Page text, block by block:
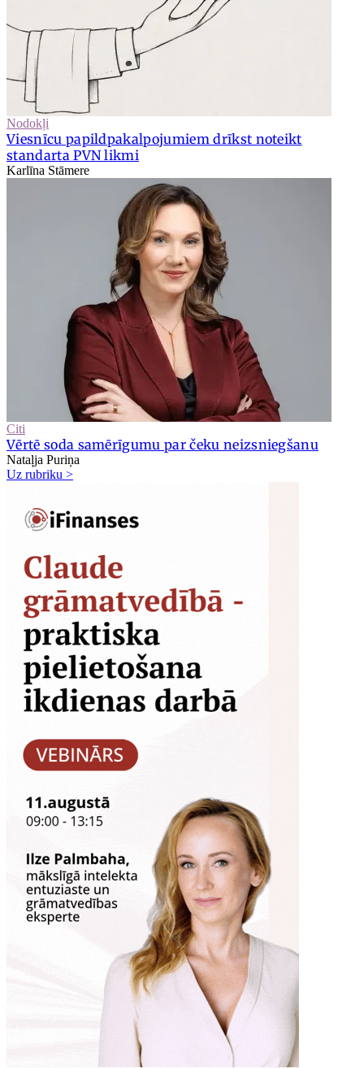
Nodokļi
Viesnīcu papildpakalpojumiem drīkst noteikt
standarta PVN likmi
Karlīna Stāmere
Citi
Vērtē soda samērīgumu par čeku neizsniegšanu
Nataļja Puriņa
Uz rubriku >